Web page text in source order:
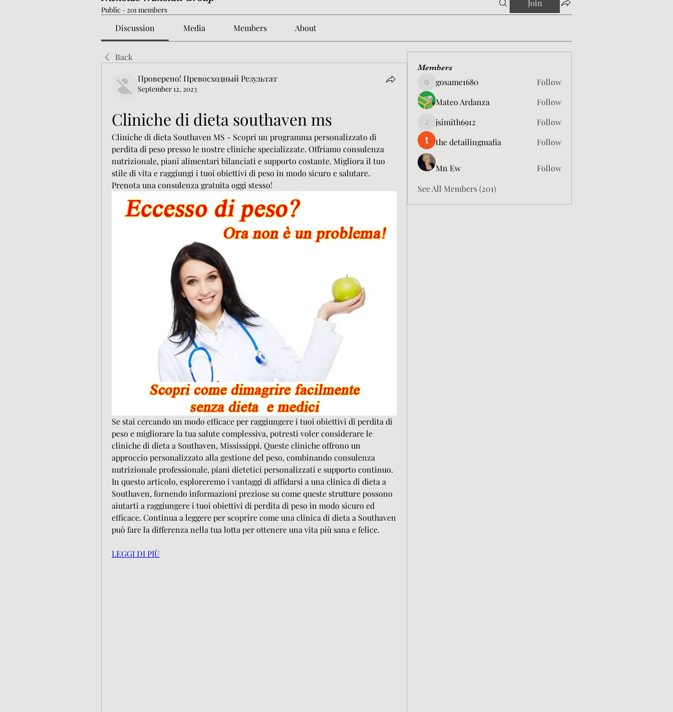
Public · 201 members
Join
Discussion Media Members About
Back
Проверено! Превосходный Результат
September 12, 2023
Cliniche di dieta southaven ms
Cliniche di dieta Southaven MS - Scopri un programma personalizzato di
perdita di peso presso le nostre cliniche specializzate. Offriamo consulenza
nutrizionale, piani alimentari bilanciati e supporto costante. Migliora il tuo
stile di vita e raggiungi i tuoi obiettivi di peso in modo sicuro e salutare.
Prenota una consulenza gratuita oggi stesso!
Se stai cercando un modo efficace per raggiungere i tuoi obiettivi di perdita di
peso e migliorare la tua salute complessiva, potresti voler considerare le
cliniche di dieta a Southaven, Mississippi. Queste cliniche offrono un
approccio personalizzato alla gestione del peso, combinando consulenza
nutrizionale professionale, piani dietetici personalizzati e supporto continuo.
In questo articolo, esploreremo i vantaggi di affidarsi a una clinica di dieta a
Southaven, fornendo informazioni preziose su come queste strutture possono
aiutarti a raggiungere i tuoi obiettivi di perdita di peso in modo sicuro ed
efficace. Continua a leggere per scoprire come una clinica di dieta a Southaven
può fare la differenza nella tua lotta per ottenere una vita più sana e felice.
LEGGI DI PIÙ
Members
gosame1680
gosame1680
Follow
Mateo Ardanza
Follow
jsimith6912
jsimith6912
Follow
the detailingmafia
Follow
Mn Ew
Follow
See All Members (201)